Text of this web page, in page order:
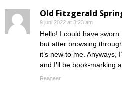
Old Fitzgerald
9 juni 2022 at 3:23 am
Hello! I could have sworn
but after browsing
it’s new to me. Anyways,
and I’ll be book-marking
Reageer